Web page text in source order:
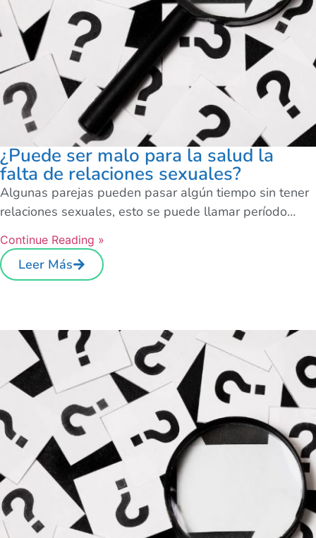
¿Puede ser malo para la salud la
falta de relaciones sexuales?
Algunas parejas pueden pasar algún tiempo sin tener
relaciones sexuales, esto se puede llamar período…
Continue Reading »
Leer Más